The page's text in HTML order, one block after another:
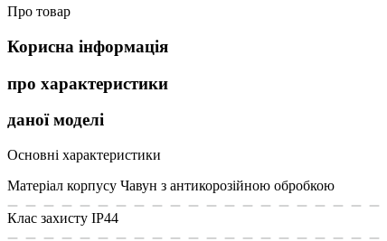
Про товар
Корисна інформація
про характеристики
даної моделі
Основні характеристики
Матеріал корпусу Чавун з антикорозійною обробкою
Клас захисту IP44